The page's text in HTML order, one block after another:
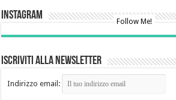
Instagram Follow Me!
Iscriviti alla newsletter
Indirizzo email: